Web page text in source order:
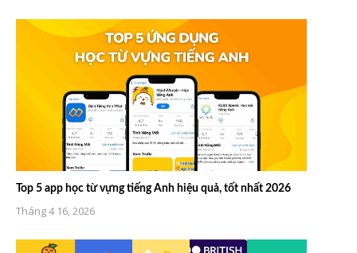
Top 5 app học từ vựng tiếng Anh hiệu quả, tốt nhất 2026
Tháng 4 16, 2026